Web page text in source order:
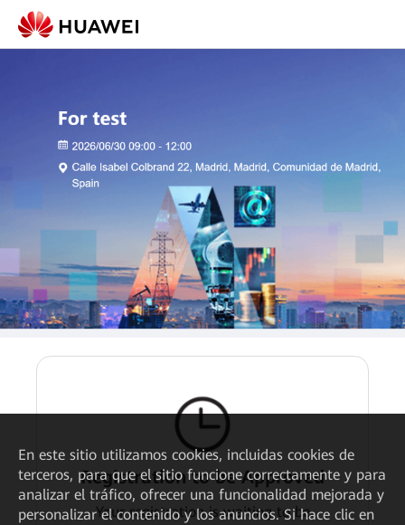
Registration to be Approved
Your registration is waiting to be
En este sitio utilizamos cookies, incluidas cookies de
terceros, para que el sitio funcione correctamente y para
analizar el tráfico, ofrecer una funcionalidad mejorada y
personalizar el contenido y los anuncios. Si hace clic en